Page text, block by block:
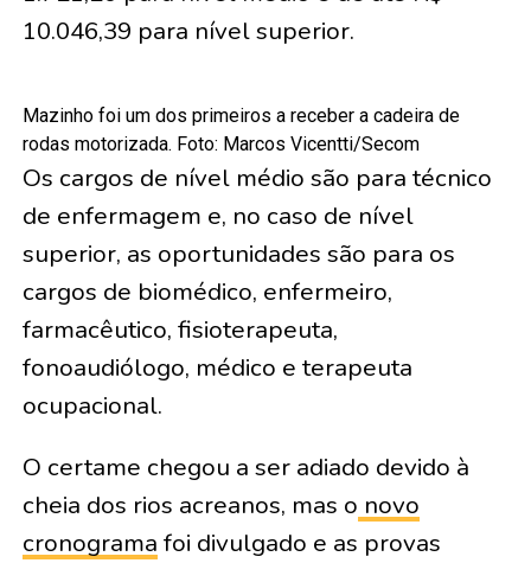
10.046,39 para nível superior.
Mazinho foi um dos primeiros a receber a cadeira de
rodas motorizada. Foto: Marcos Vicentti/Secom
Os cargos de nível médio são para técnico
de enfermagem e, no caso de nível
superior, as oportunidades são para os
cargos de biomédico, enfermeiro,
farmacêutico, fisioterapeuta,
fonoaudiólogo, médico e terapeuta
ocupacional.
O certame chegou a ser adiado devido à
cheia dos rios acreanos, mas o novo
cronograma foi divulgado e as provas